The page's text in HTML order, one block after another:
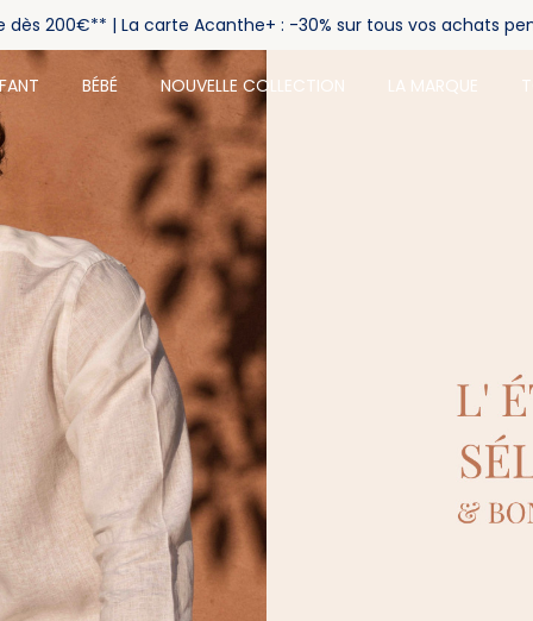
dès 200€** | La carte Acanthe+ : -30% sur tous vos achats
BÉBÉ NOUVELLE COLLECTION LA MARQUE